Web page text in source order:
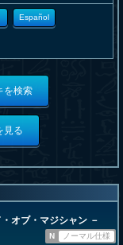
Español
を検索
見る
オブ・マジシャン －
N
ノーマル仕様